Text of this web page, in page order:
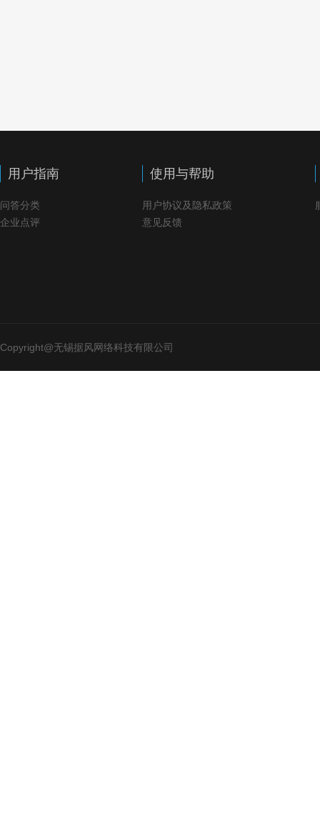
用户指南
问答分类
企业点评
使用与帮助
用户协议及隐私政策
意见反馈
Copyright@无锡据风网络科技有限公司